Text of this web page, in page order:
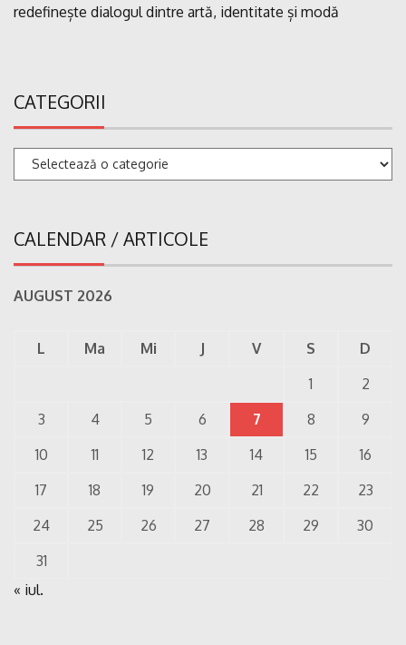
redefinește dialogul dintre artă, identitate și modă
CATEGORII
Categorii
CALENDAR / ARTICOLE
AUGUST 2026
L Ma Mi J V S
D
1
2
3
4 5 6 7 8
9
10
11 12 13 14 15
16
17
18 19 20 21 22
23
24
25 26 27 28 29
30
31
« iul.